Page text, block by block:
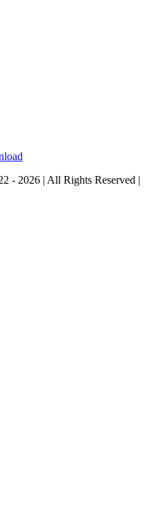
- 2026 | All Rights Reserved |